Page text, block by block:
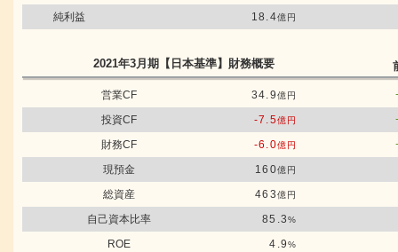
純利益 18.4億円
2021年3月期 【日本基準】 財務概要
営業CF 34.9億円
投資CF
-7.5億円
財務CF
-6.0億円
現預金
160億円
総資産 463億円
自己資本比率 85.3%
ROE 4.9%